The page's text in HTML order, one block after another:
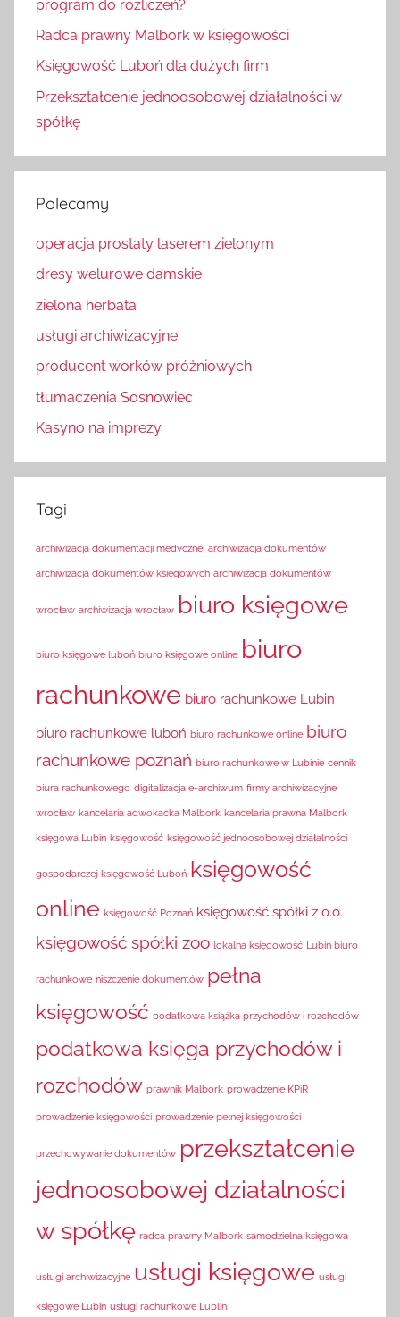
program do rozliczeń?
Radca prawny Malbork w księgowości
Księgowość Luboń dla dużych firm
Przekształcenie jednoosobowej działalności w
spółkę
Polecamy
operacja prostaty laserem zielonym
dresy welurowe damskie
zielona herbata
usługi archiwizacyjne
producent worków próżniowych
tłumaczenia Sosnowiec
Kasyno na imprezy
Tagi
archiwizacja dokumentacji medycznej archiwizacja dokumentów
archiwizacja dokumentów księgowych archiwizacja dokumentów
wrocław archiwizacja wrocław biuro księgowe
biuro księgowe luboń biuro księgowe online biuro
rachunkowe biuro rachunkowe Lubin
biuro rachunkowe luboń biuro rachunkowe online biuro
rachunkowe poznań biuro rachunkowe w Lubinie cennik
biura rachunkowego digitalizacja e-archiwum firmy archiwizacyjne
wrocław kancelaria adwokacka Malbork kancelaria prawna Malbork
księgowa Lubin księgowość księgowość jednoosobowej działalności
gospodarczej księgowość Luboń księgowość
online księgowość Poznań księgowość spółki z o.o.
księgowość spółki zoo lokalna księgowość Lubin biuro
rachunkowe niszczenie dokumentów pełna
księgowość podatkowa książka przychodów i rozchodów
podatkowa księga przychodów i
rozchodów prawnik Malbork prowadzenie KPiR
prowadzenie księgowości prowadzenie pełnej księgowości
przechowywanie dokumentów przekształcenie
jednoosobowej działalności
w spółkę radca prawny Malbork samodzielna księgowa
usługi archiwizacyjne usługi księgowe usługi
księgowe Lubin usługi rachunkowe Lublin